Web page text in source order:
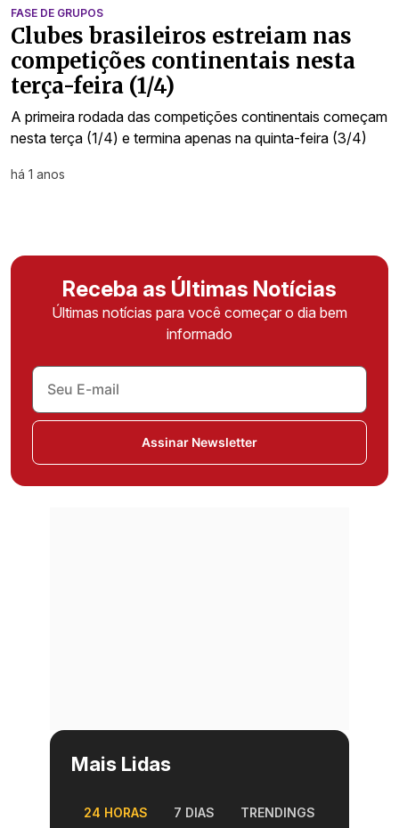
FASE DE GRUPOS
Clubes brasileiros estreiam nas
competições continentais nesta
terça-feira (1/4)
A primeira rodada das competições continentais começam
nesta terça (1/4) e termina apenas na quinta-feira (3/4)
há 1 anos
Receba as Últimas Notícias
Últimas notícias para você começar o dia bem
informado
Assinar Newsletter
Mais Lidas
24 HORAS 7 DIAS TRENDINGS